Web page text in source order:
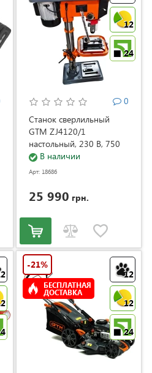
12
24
0
Станок сверлильный
GTM ZJ4120/1
настольный, 230 В, 750
Вт (ZJ4120/1)
В наличии
Арт: 18686
25 990 грн.
12
12
24
-21%
БЕСПЛАТНАЯ
ДОСТАВКА